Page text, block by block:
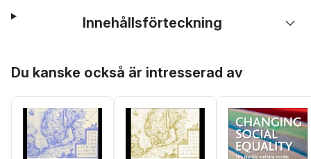
Innehållsförteckning
Du kanske också är intresserad av